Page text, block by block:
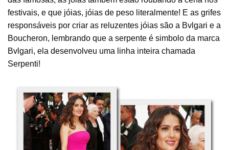
festivais, e que jóias, jóias de peso literalmente! E as grifes
responsáveis por criar as reluzentes jóias são a Bvlgari e a
Boucheron, lembrando que a serpente é simbolo da marca
Bvlgari, ela desenvolveu uma linha inteira chamada
Serpenti!